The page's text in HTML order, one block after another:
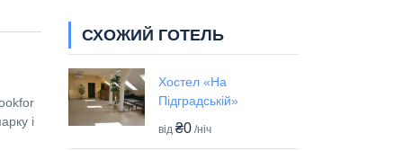
і
СХОЖИЙ ГОТЕЛЬ
Хостел «На
Підградській»
від ₴0 /ніч